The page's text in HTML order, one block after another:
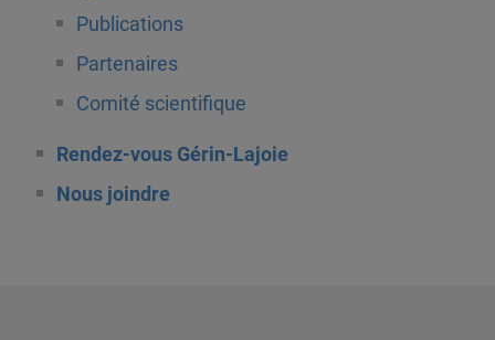
Publications
Partenaires
Comité scientifique
Rendez-vous Gérin-Lajoie
Nous joindre